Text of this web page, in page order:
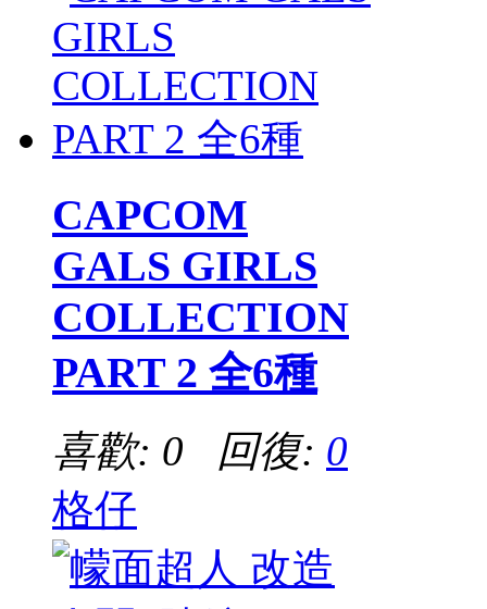
CAPCOM
GALS GIRLS
COLLECTION
PART 2 全6種
喜歡: 0 回復: 0
格仔